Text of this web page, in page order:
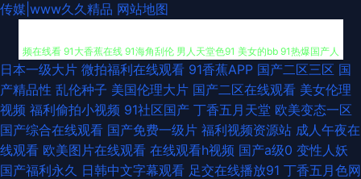
传媒|www久久精品 网站地图
91剧场啪啪 久久国精 五月性爱网站 91探花内射 久久伊人蜜桃av 91传媒视
频在线看 91大香蕉在线 91海角刮伦 男人天堂色91 美女的bb 91热爆国产人
妖伪娘 日韩欧美 九九热25 欧美日韩成人黄色网址 ts人妖交友网站 日韩入√
日本一级大片 微拍福利在线观看 91香蕉APP 国产二区三区 国
产精品性 乱伦种子 美国伦理大片 国产二区在线观看 美女伦理
视频 福利偷拍小视频 91社区国产 丁香五月天堂 欧美变态一区
国产综合在线观看 国产免费一级片 福利视频资源站 成人午夜在
线观看 欧美图片在线观看 在线观看h视频 国产a级0 变性人妖
国产福利永久 日韩中文字幕观看 足交在线播放91 丁香五月色网